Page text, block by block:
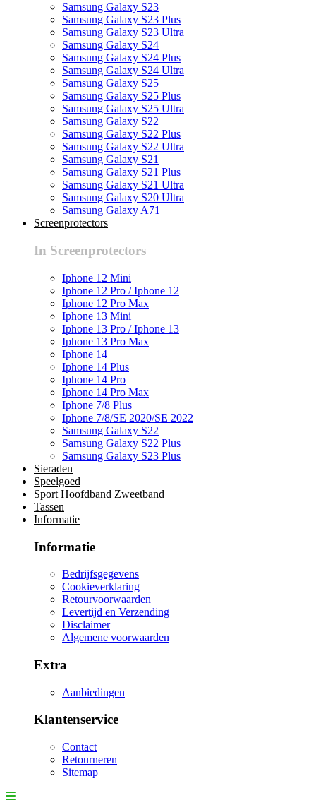
Samsung Galaxy S23
Samsung Galaxy S23 Plus
Samsung Galaxy S23 Ultra
Samsung Galaxy S24
Samsung Galaxy S24 Plus
Samsung Galaxy S24 Ultra
Samsung Galaxy S25
Samsung Galaxy S25 Plus
Samsung Galaxy S25 Ultra
Samsung Galaxy S22
Samsung Galaxy S22 Plus
Samsung Galaxy S22 Ultra
Samsung Galaxy S21
Samsung Galaxy S21 Plus
Samsung Galaxy S21 Ultra
Samsung Galaxy S20 Ultra
Samsung Galaxy A71
Screenprotectors
In Screenprotectors
Iphone 12 Mini
Iphone 12 Pro / Iphone 12
Iphone 12 Pro Max
Iphone 13 Mini
Iphone 13 Pro / Iphone 13
Iphone 13 Pro Max
Iphone 14
Iphone 14 Plus
Iphone 14 Pro
Iphone 14 Pro Max
Iphone 7/8 Plus
Iphone 7/8/SE 2020/SE 2022
Samsung Galaxy S22
Samsung Galaxy S22 Plus
Samsung Galaxy S23 Plus
Sieraden
Speelgoed
Sport Hoofdband Zweetband
Tassen
Informatie
Informatie
Bedrijfsgegevens
Cookieverklaring
Retourvoorwaarden
Levertijd en Verzending
Disclaimer
Algemene voorwaarden
Extra
Aanbiedingen
Klantenservice
Contact
Retourneren
Sitemap